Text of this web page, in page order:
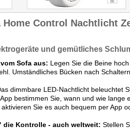
Home Control Nachtlicht
und gemütliches
Sofa aus: Legen Sie die Beine
Umständliches Bücken nach
dimmbare LED-Nachtlicht beleuchtet
bestimmen Sie, wann und wie lange
Sie es auch bequem per App
die Kontrolle - auch weltweit: Stellen